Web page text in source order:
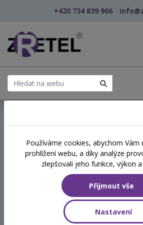
+420 734 839 966
šablony
Mindfulness: Síla
vědomé
(webinář)
Používáme cookies, abychom Vám
prohlížení webu, a díky analýze
zlepšovali jeho funkce, výkon
Přijmout vše
Nastavení